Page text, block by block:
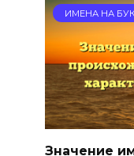
ИМЕНА НА
Значение